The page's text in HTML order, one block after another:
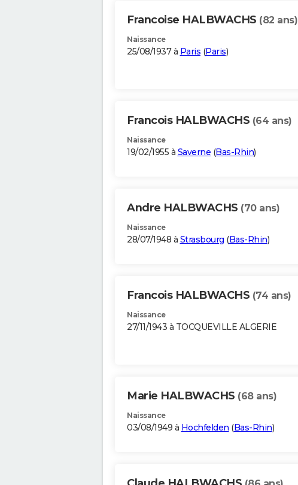
Francoise HALBWACHS (82 ans)
Naissance
25/08/1937 à Paris (Paris)
Francois HALBWACHS (64 ans)
Naissance
19/02/1955 à Saverne (Bas-Rhin)
Andre HALBWACHS (70 ans)
Naissance
28/07/1948 à Strasbourg (Bas-Rhin)
Francois HALBWACHS (74 ans)
Naissance
27/11/1943 à TOCQUEVILLE ALGERIE
Marie HALBWACHS (68 ans)
Naissance
03/08/1949 à Hochfelden (Bas-Rhin)